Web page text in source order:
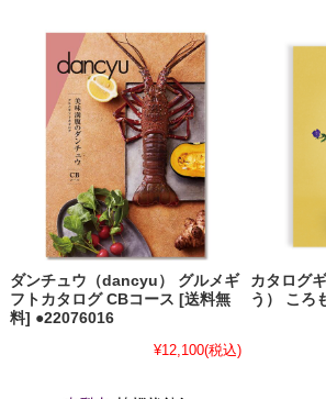
ダンチュウ（dancyu） グルメギ
フトカタログ CBコース [送料無
料] ●22076016
¥12,100(税込)
カタログ
う） ころ